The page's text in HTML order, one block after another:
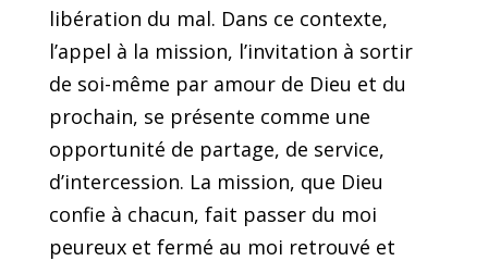
libération du mal. Dans ce contexte,
l’appel à la mission, l’invitation à sortir
de soi-même par amour de Dieu et du
prochain, se présente comme une
opportunité de partage, de service,
d’intercession. La mission, que Dieu
confie à chacun, fait passer du moi
peureux et fermé au moi retrouvé et